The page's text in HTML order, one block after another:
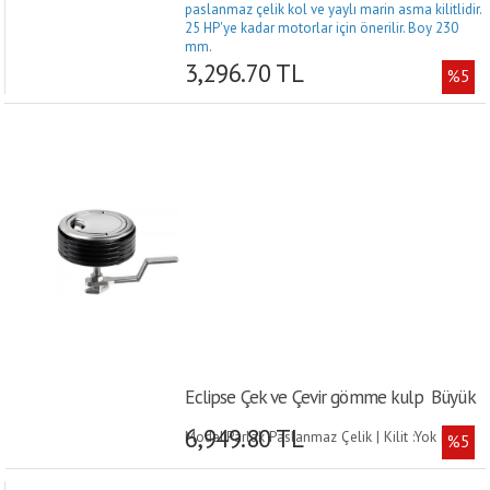
paslanmaz çelik kol ve yaylı marin asma kilitlidir.
25 HP'ye kadar motorlar için önerilir. Boy 230
mm.
3,296.70 TL %5
Eclipse Çek ve Çevir gömme kulp  Büyük
Model:Parlak Paslanmaz Çelik | Kilit :Yok |
Uygun Panel Kalınlığı (mm):5.5-33 | Stop Stroğu
(mm):30-103 |
6,949.80 TL %5